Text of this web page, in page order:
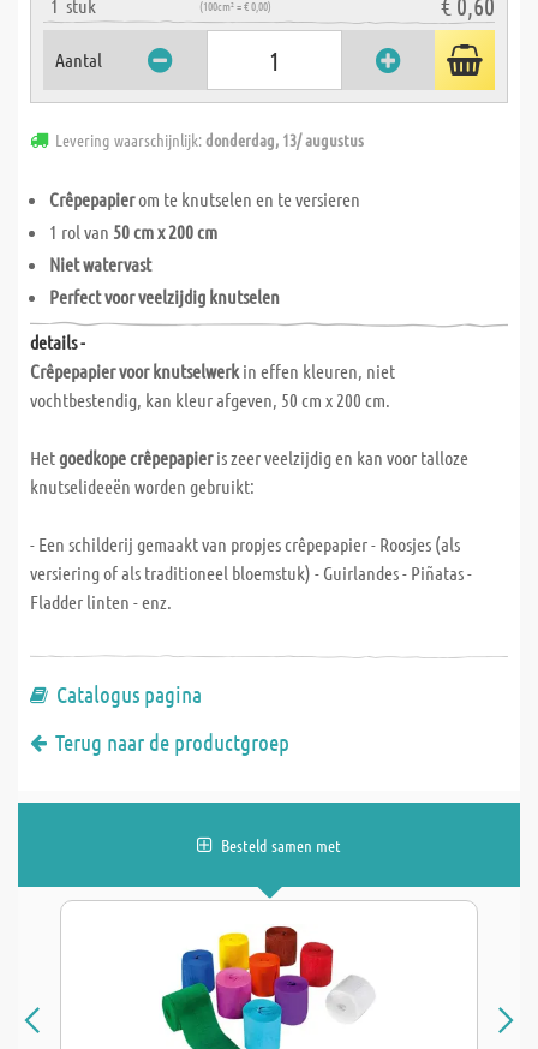
1 stuk (100cm² = € 0,00)
Aantal
Levering waarschijnlijk:donderdag, 13/ augustus
Crêpepapierom te knutselen en te versieren
1 rol van 50 cm x 200 cm
Niet watervast
Perfect voor veelzijdig knutselen
details -
Crêpepapier voor knutselwerk in effen kleuren, niet
vochtbestendig, kan kleur afgeven, 50 cm x 200 cm.
Hetgoedkope crêpepapieris zeer veelzijdig en kan voor talloze
knutselideeën worden gebruikt:
- Een schilderij gemaakt van propjes crêpepapier - Roosjes (als
versiering of als traditioneel bloemstuk) - Guirlandes - Piñatas -
Fladder linten - enz.
Catalogus pagina
Terug naar de productgroep
Besteld samen met